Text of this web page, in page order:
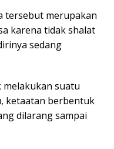
tersebut merupakan
karena tidak shalat
sedang
suatu
ketaatan berbentuk
dilarang sampai